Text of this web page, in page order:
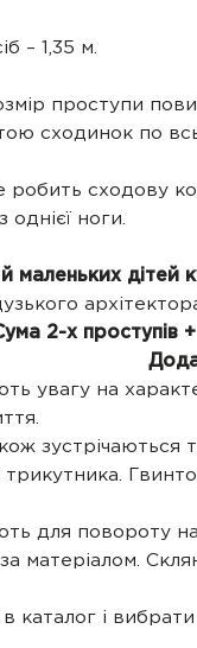
– 1,35 м.
проступи
сходинок по
сходову
ноги.
й маленьких
2-х проступів
увагу на
зустрічаються
для повороту на
і